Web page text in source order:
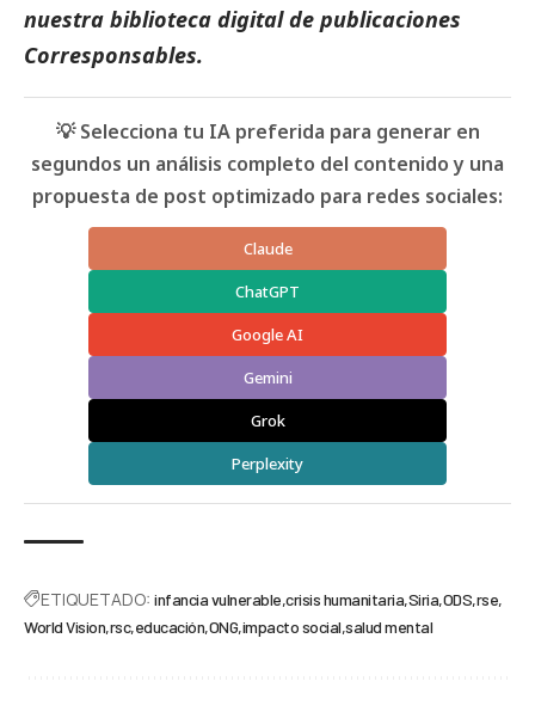
nuestra biblioteca digital de publicaciones
Corresponsables.
💡 Selecciona tu IA preferida para generar en
segundos un análisis completo del contenido y una
propuesta de post optimizado para redes sociales:
Claude
ChatGPT
Google AI
Gemini
Grok
Perplexity
ETIQUETADO: infancia vulnerable crisis humanitaria Siria ODS rse
World Vision rsc educación ONG impacto social salud mental